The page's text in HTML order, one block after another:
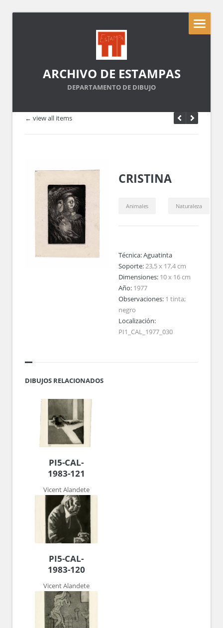
ARCHIVO DE ESTAMPAS
DEPARTAMENTO DE DIBUJO
← view all items
CRISTINA
Animales Naturaleza
Técnica:Aguatinta
Soporte:23,5 x 17,4 cm
Dimensiones: 10 x 16 cm
Año: 1977
Observaciones: 1 tinta;
negro
Localización:
PI1_CAL_1977_030
DIBUJOS RELACIONADOS
PI5-CAL-
1983-121
Vicent Alandete
PI5-CAL-
1983-120
Vicent Alandete